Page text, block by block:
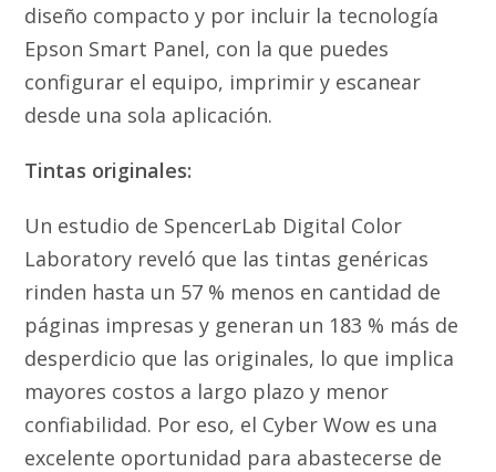
diseño compacto y por incluir la tecnología
Epson Smart Panel, con la que puedes
configurar el equipo, imprimir y escanear
desde una sola aplicación.
Tintas originales:
Un estudio de SpencerLab Digital Color
Laboratory reveló que las tintas genéricas
rinden hasta un 57 % menos en cantidad de
páginas impresas y generan un 183 % más de
desperdicio que las originales, lo que implica
mayores costos a largo plazo y menor
confiabilidad. Por eso, el Cyber Wow es una
excelente oportunidad para abastecerse de